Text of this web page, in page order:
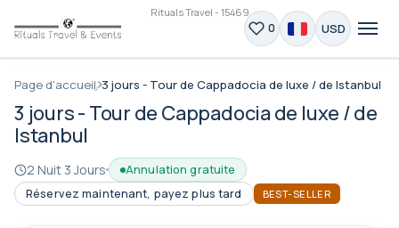
Rituals Travel - 15469
0 USD
Page d'accueil 3 jours - Tour de Cappadocia de luxe / de Istanbul
3 jours - Tour de Cappadocia de luxe / de
Istanbul
2 Nuit 3 Jours
Annulation gratuite
Réservez maintenant, payez plus tard
BEST-SELLER